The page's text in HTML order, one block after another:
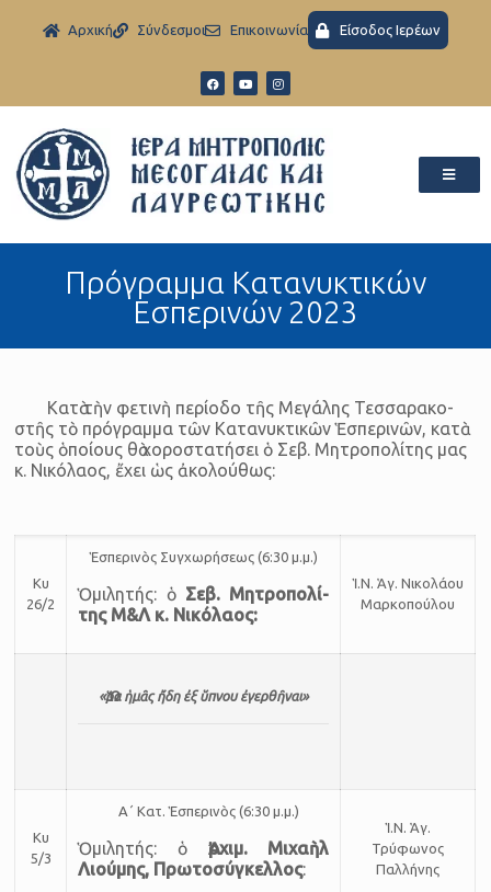
Aρχική Σύνδεσμοι Eπικοινωνία Είσοδος Ιερέων
Πρόγραμμα Κατανυκτικών
Εσπερινών 2023
Κατὰ τὴν φε­τινὴ πε­ρί­οδο τῆς Με­γά­λης Τεσ­σα­ρα­κο­
στῆς τὸ πρό­γραμμα τῶν Κα­τα­νυ­κτι­κῶν Ἑ­σπε­ρι­νῶν, κατὰ
τοὺς ὁ­ποί­ους θὰ χο­ρο­στα­τή­σει ὁ Σεβ. Μη­τρο­πο­λί­της μας
κ. Νι­κό­λαος, ἔ­χει ὡς ἀ­κο­λού­θως:
Κυ
26/2
Ἑσπερινὸς Συγχωρήσεως (6:30 μ.μ.)
Ὁμι­λη­τής: ὁ Σεβ. Μη­τρο­πο­λί­
της Μ&Λ κ. Νι­κό­λα­ος:
Ἱ.Ν. Ἁγ. Νι­κο­λάου
Μαρ­κο­πού­λου
«Ὥρα ἡμᾶς ἤδη ἐξ ὕπνου ἐγερθῆναι»
Kυ
5/3
Α΄ Κατ. Ἑ­σπε­ρι­νὸς (6:30 μ.μ.)
Ὁμι­λη­τής: ὁ Ἀρ­χιμ. Μιχαὴλ
Λιούμης, Πρω­το­σύγ­κελ­λος:
Ἱ.Ν. Ἁγ.
Τρύφωνος
Παλλήνης